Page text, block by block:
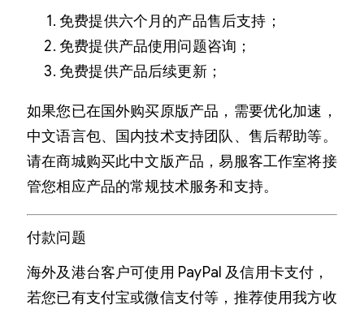
免费提供六个月的产品售后支持；
免费提供产品使用问题咨询；
免费提供产品后续更新；
如果您已在国外购买原版产品，需要优化加速，
中文语言包、国内技术支持团队、售后帮助等。
请在商城购买此中文版产品，易服客工作室将接
管您相应产品的常规技术服务和支持。
付款问题
海外及港台客户可使用 PayPal 及信用卡支付，
若您已有支付宝或微信支付等，推荐使用我方收